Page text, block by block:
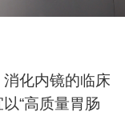
化内镜的临床
“高质量胃肠